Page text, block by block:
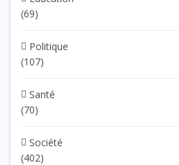
(69)
Politique
(107)
Santé
(70)
Société
(402)